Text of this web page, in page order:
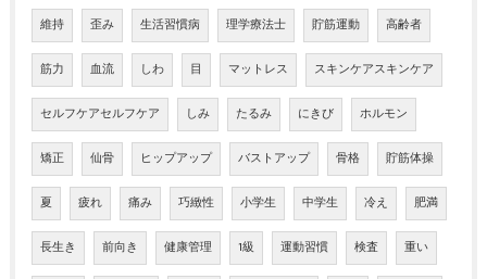
維持 歪み 生活習慣病 理学療法士 貯筋運動 高齢者
筋力 血流 しわ 目 マットレス スキンケアスキンケア
セルフケアセルフケア しみ たるみ にきび ホルモン
矯正 仙骨 ヒップアップ バストアップ 骨格 貯筋体操
夏 疲れ 痛み 巧緻性 小学生 中学生 冷え 肥満
長生き 前向き 健康管理 1級 運動習慣 検査 重い